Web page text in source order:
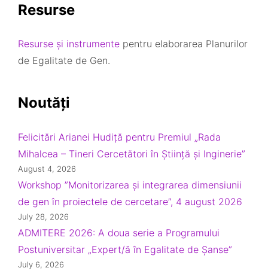
Resurse
Resurse și instrumente pentru elaborarea Planurilor
de Egalitate de Gen.
Noutăți
Felicitări Arianei Hudiță pentru Premiul „Rada
Mihalcea – Tineri Cercetători în Știință și Inginerie”
August 4, 2026
Workshop ”Monitorizarea și integrarea dimensiunii
de gen în proiectele de cercetare”, 4 august 2026
July 28, 2026
ADMITERE 2026: A doua serie a Programului
Postuniversitar „Expert/ă în Egalitate de Șanse”
July 6, 2026